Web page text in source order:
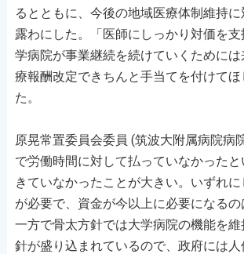
るとともに、今後の地域医療体制維持
露わにした。「医師にしっかり対価を
学病院が事業継続を続けていくために
療報酬改定できちんと手当てを付けて
た。
原晃常置委員会委員 (筑波大附属病院病
で労働時間に対して払っていなかった
きていなかったことが大きい。いずれ
が必要で、資金が今以上に必要になるの
一方で骨太方針では大学病院の機能を
針が盛り込まれているので、政府には